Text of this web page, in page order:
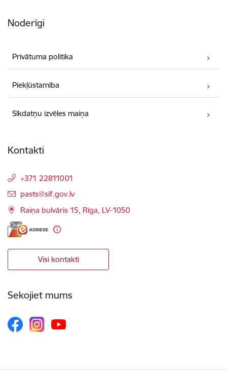
Noderīgi
Privātuma politika
Piekļūstamība
Sīkdatņu izvēles maiņa
Kontakti
+371 22811001
E-pasts:
pasts@sif.gov.lv
Raiņa bulvāris 15, Rīga, LV-1050
Visi kontakti
Sekojiet mums